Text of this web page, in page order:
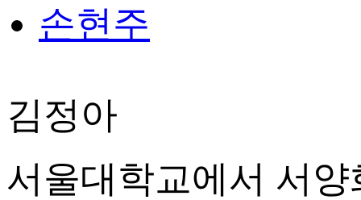
손현주
김정아
서울대학교에서 서